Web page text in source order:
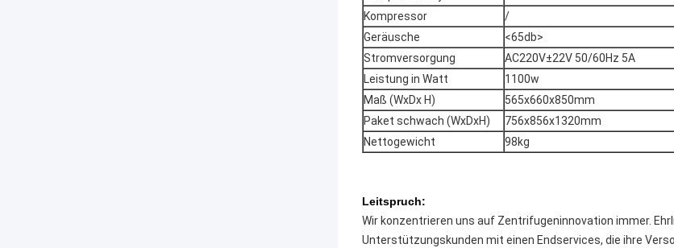
Kompressor
/
Geräusche
<65db>
Stromversorgung
AC220V±22V 50/60Hz 5A
Leistung in Watt
1100w
Maß (WxDx H)
565x660x850mm
Paket schwach (WxDxH)
756x856x1320mm
Nettogewicht
98kg
Leitspruch:
Wir konzentrieren uns auf Zentrifugeninnovation immer.
Unterstützungskunden mit einen Endservices, die ihre